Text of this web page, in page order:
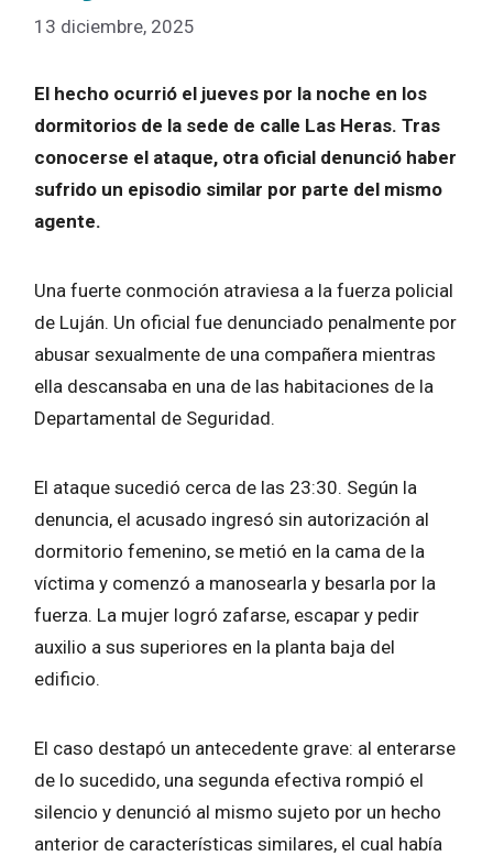
13 diciembre, 2025
El hecho ocurrió el jueves por la noche en los
dormitorios de la sede de calle Las Heras. Tras
conocerse el ataque, otra oficial denunció haber
sufrido un episodio similar por parte del mismo
agente.
Una fuerte conmoción atraviesa a la fuerza policial
de Luján. Un oficial fue denunciado penalmente por
abusar sexualmente de una compañera mientras
ella descansaba en una de las habitaciones de la
Departamental de Seguridad.
El ataque sucedió cerca de las 23:30. Según la
denuncia, el acusado ingresó sin autorización al
dormitorio femenino, se metió en la cama de la
víctima y comenzó a manosearla y besarla por la
fuerza. La mujer logró zafarse, escapar y pedir
auxilio a sus superiores en la planta baja del
edificio.
El caso destapó un antecedente grave: al enterarse
de lo sucedido, una segunda efectiva rompió el
silencio y denunció al mismo sujeto por un hecho
anterior de características similares, el cual había